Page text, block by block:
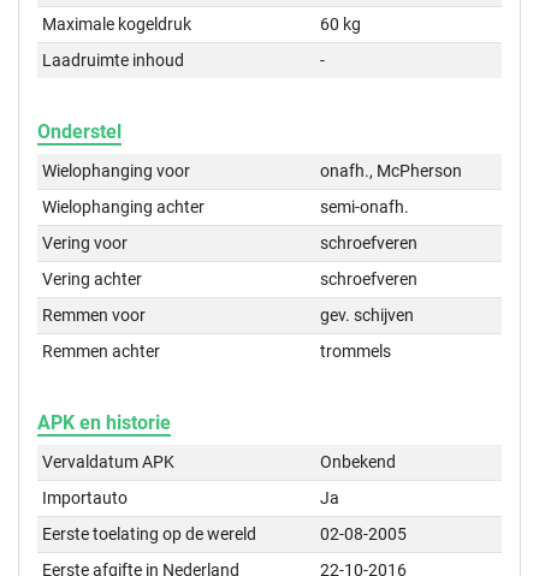
Maximale kogeldruk
60 kg
Laadruimte inhoud
-
Onderstel
Wielophanging voor
onafh., McPherson
Wielophanging achter
semi-onafh.
Vering voor
schroefveren
Vering achter
schroefveren
Remmen voor
gev. schijven
Remmen achter
trommels
APK en historie
Vervaldatum APK
Onbekend
Importauto
Ja
Eerste toelating op de wereld
02-08-2005
Eerste afgifte in Nederland
22-10-2016